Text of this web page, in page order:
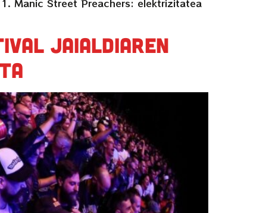
jaialdiaren